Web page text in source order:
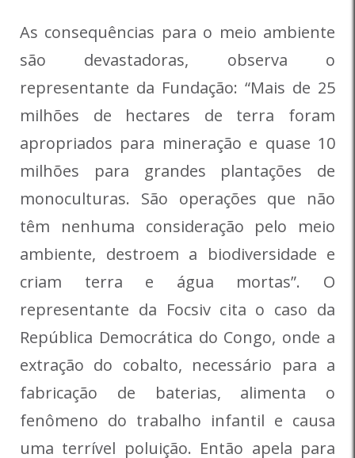
As consequências para o meio ambiente
são devastadoras, observa o
representante da Fundação: “Mais de 25
milhões de hectares de terra foram
apropriados para mineração e quase 10
milhões para grandes plantações de
monoculturas. São operações que não
têm nenhuma consideração pelo meio
ambiente, destroem a biodiversidade e
criam terra e água mortas”. O
representante da Focsiv cita o caso da
República Democrática do Congo, onde a
extração do cobalto, necessário para a
fabricação de baterias, alimenta o
fenômeno do trabalho infantil e causa
uma terrível poluição. Então apela para